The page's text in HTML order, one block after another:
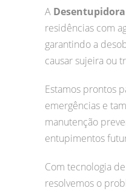
A
residências com
garantindo a
causar sujeira ou
Estamos prontos
emergências e
manutenção
entupimentos
Com tecnologia
resolvemos o